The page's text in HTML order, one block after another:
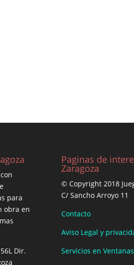
para
obra en
Dir.
Paginas de
Zaragoza
© Copyright 2018
C/ Sancho Arroyo 11
Contacto
Aviso Legal y
Servicios en Ventanas